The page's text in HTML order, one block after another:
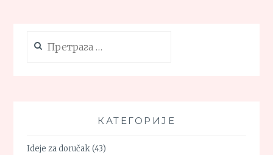
за:
КАТЕГОРИЈЕ
Ideje za doručak(43)